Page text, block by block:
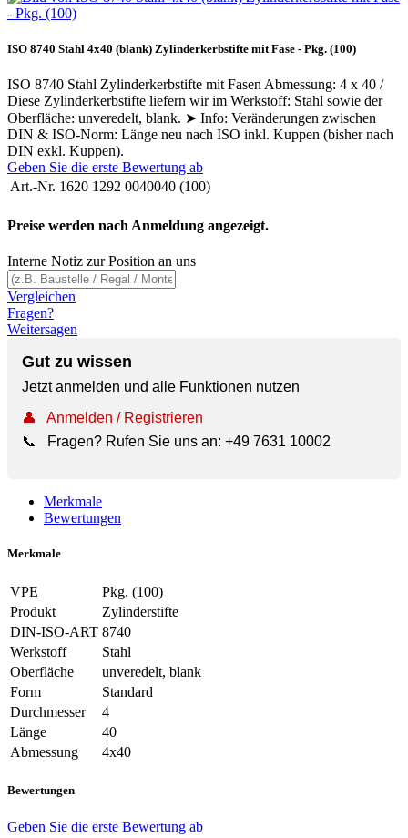
ISO 8740 Stahl 4x40 (blank) Zylinderkerbstifte mit Fase - Pkg. (100)
ISO 8740 Stahl Zylinderkerbstifte mit Fasen Abmessung: 4 x 40 /
Diese Zylinderkerbstifte liefern wir im Werkstoff: Stahl sowie der
Oberfläche: unveredelt, blank. ➤ Info: Veränderungen zwischen
DIN & ISO-Norm: Länge neu nach ISO inkl. Kuppen (bisher nach
DIN exkl. Kuppen).
Geben Sie die erste Bewertung ab
Art.-Nr. 1620 1292 0040040 (100)
Preise werden nach Anmeldung angezeigt.
Interne Notiz zur Position an uns
Vergleichen
Fragen?
Weitersagen
Gut zu wissen
Jetzt anmelden und alle Funktionen nutzen
👤
Anmelden / Registrieren
📞
Fragen? Rufen Sie uns an: +49 7631 10002
Merkmale
Bewertungen
Merkmale
VPE
Pkg. (100)
Produkt
Zylinderstifte
DIN-ISO-ART 8740
Werkstoff
Stahl
Oberfläche
unveredelt, blank
Form
Standard
Durchmesser
4
Länge
40
Abmessung
4x40
Bewertungen
Geben Sie die erste Bewertung ab